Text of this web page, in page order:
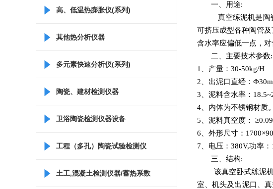
高、低温热膨胀仪(系列)
其他热分析仪器
多元素快速分析仪(系列)
陶瓷、建材检测仪器
卫浴陶瓷检测仪器设备
工程（多孔）陶瓷试验检测仪
器
土工,混凝土检测仪器/蓄热系数
一、用途:
真空练泥机是陶
可挤压成型各种陶管
含水率应偏低一点，
二、主要技术参数:
1
、产量 ： 30-50kg/H
2 、出泥口直经 ： Ф
3 、泥料含水率 ：
4 、内体为不锈钢材质
5 、泥料真空度 ： ≥
6 、外形尺寸： 1700×
7 、电压： 380V,功率
三、结构:
该真空卧式练泥
室、机头及出泥口、